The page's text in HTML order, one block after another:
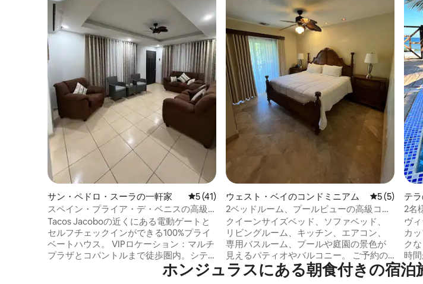
サン・ペドロ・スーラの一軒家 レビュー41件、5つ星中5つ星の平均評価
5 (41)
スペイン・プライア・デ・ベニスの高級
住宅地にある家とジム
Tacos Jacoboの近くにある電動ゲートと
セルフチェックインができる100%プライ
ベートハウス。 VIPロケーション：マルチ
プラザとコパントルまで徒歩圏内。シテ
ィモール、セメサ、ベンダーニャから数
分。 ビジネス/健康に最適：各部屋にデス
ウェスト・ベイのコンドミニアム レビュー5件
5 (5)
2ベッドルーム、プールビューの高級コン
ドミニアム
クイーンサイズベッド、ソファベッド、
リビングルーム、キッチン、エアコン、
専用バスルーム、プールや庭園の景色が
見えるパティオやバルコニー。 ご予約の
前にすべての「さらに表示」ボックス、
矢印、アメニティ・設備リストをクリッ
テ
2名
フ
ヴ
カ
ク
時
と
ベ
ホンジュラスにある朝食付きの宿